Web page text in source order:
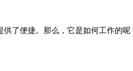
了便捷。那么，它是如何工作的呢